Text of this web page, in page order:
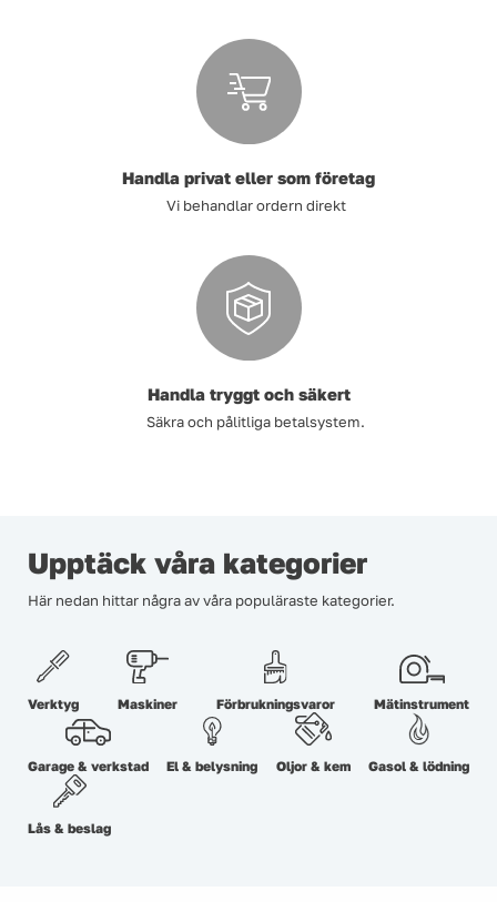
Handla privat eller som företag
Vi behandlar ordern direkt
Handla tryggt och säkert
Säkra och pålitliga betalsystem.
Upptäck våra kategorier
Här nedan hittar några av våra populäraste kategorier.
Verktyg Maskiner Förbrukningsvaror Mätinstrument
Garage & verkstad El & belysning Oljor & kem Gasol & lödning
Lås & beslag